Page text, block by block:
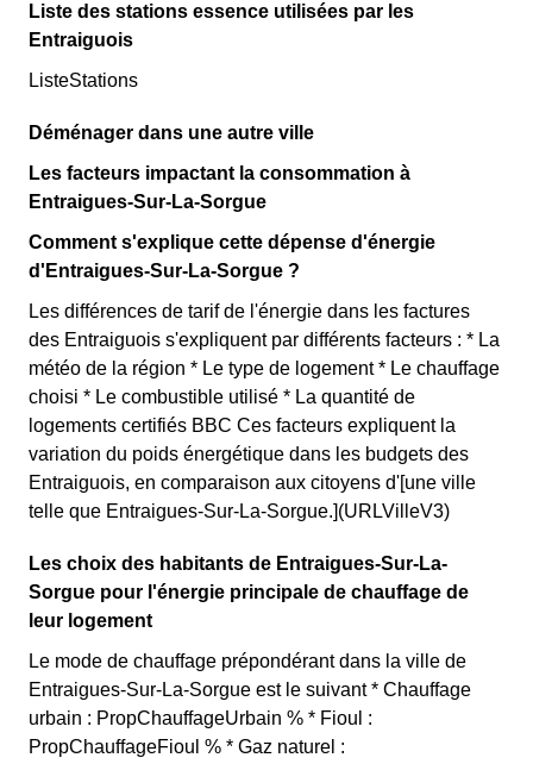
Liste des stations essence utilisées par les
Entraiguois
ListeStations
Déménager dans une autre ville
Les facteurs impactant la consommation à
Entraigues-Sur-La-Sorgue
Comment s'explique cette dépense d'énergie
d'Entraigues-Sur-La-Sorgue ?
Les différences de tarif de l'énergie dans les factures
des Entraiguois s'expliquent par différents facteurs : * La
météo de la région * Le type de logement * Le chauffage
choisi * Le combustible utilisé * La quantité de
logements certifiés BBC Ces facteurs expliquent la
variation du poids énergétique dans les budgets des
Entraiguois, en comparaison aux citoyens d'[une ville
telle que Entraigues-Sur-La-Sorgue.](URLVilleV3)
Les choix des habitants de Entraigues-Sur-La-
Sorgue pour l'énergie principale de chauffage de
leur logement
Le mode de chauffage prépondérant dans la ville de
Entraigues-Sur-La-Sorgue est le suivant * Chauffage
urbain : PropChauffageUrbain % * Fioul :
PropChauffageFioul % * Gaz naturel :